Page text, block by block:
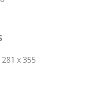
x 355